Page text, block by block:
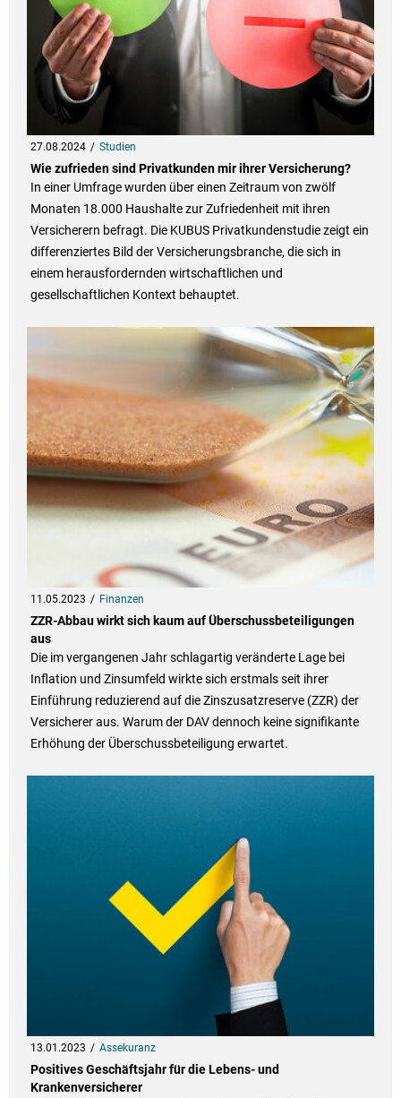
27.08.2024 Studien
Wie zufrieden sind Privatkunden mir ihrer Versicherung?
In einer Umfrage wurden über einen Zeitraum von zwölf
Monaten 18.000 Haushalte zur Zufriedenheit mit ihren
Versicherern befragt. Die KUBUS Privatkundenstudie zeigt ein
differenziertes Bild der Versicherungsbranche, die sich in
einem herausfordernden wirtschaftlichen und
gesellschaftlichen Kontext behauptet.
11.05.2023 Finanzen
ZZR-Abbau wirkt sich kaum auf Überschussbeteiligungen
aus
Die im vergangenen Jahr schlagartig veränderte Lage bei
Inflation und Zinsumfeld wirkte sich erstmals seit ihrer
Einführung reduzierend auf die Zinszusatzreserve (ZZR) der
Versicherer aus. Warum der DAV dennoch keine signifikante
Erhöhung der Überschussbeteiligung erwartet.
13.01.2023 Assekuranz
Positives Geschäftsjahr für die Lebens- und
Krankenversicherer